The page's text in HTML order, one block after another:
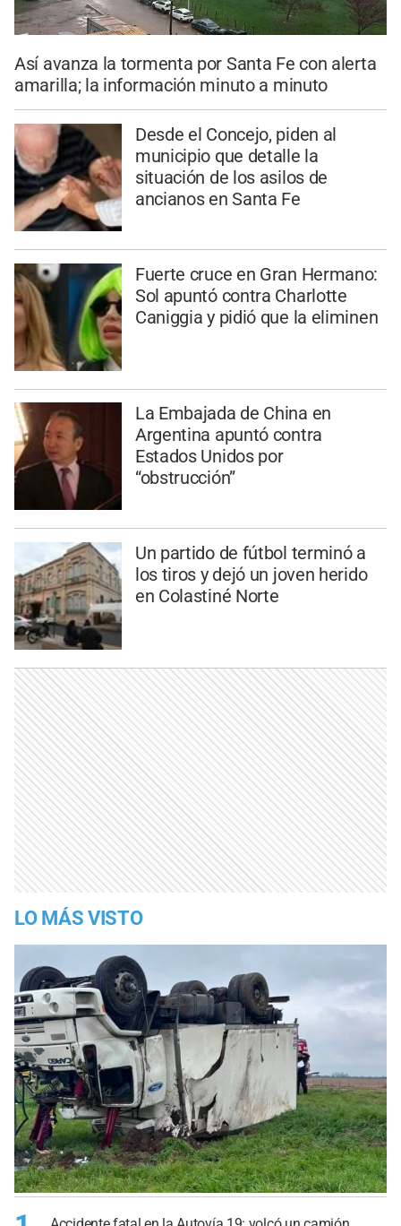
Así avanza la tormenta por Santa Fe con alerta
amarilla; la información minuto a minuto
Desde el Concejo, piden al
municipio que detalle la
situación de los asilos de
ancianos en Santa Fe
Fuerte cruce en Gran Hermano:
Sol apuntó contra Charlotte
Caniggia y pidió que la eliminen
La Embajada de China en
Argentina apuntó contra
Estados Unidos por
“obstrucción”
Un partido de fútbol terminó a
los tiros y dejó un joven herido
en Colastiné Norte
LO MÁS VISTO